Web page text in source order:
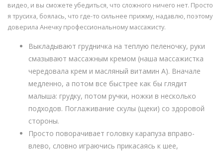
видео, и вы сможете убедиться, что сложного ничего нет. Просто
я трусиха, боялась, что где-то сильнее прижму, надавлю, поэтому
доверила Анечку профессиональному массажисту.
Выкладывают грудничка на теплую пеленочку, руки
смазывают массажным кремом (наша массажистка
чередовала крем и масляный витамин А). Вначале
медленно, а потом все быстрее как бы глядит
малыша: грудку, потом ручки, ножки в несколько
подходов. Поглаживание скулы (щеки) со здоровой
стороны.
Просто поворачивает головку карапуза вправо-
влево, словно играючись прикасаясь к шее,